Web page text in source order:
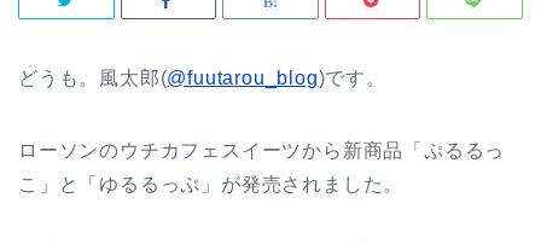
どうも。風太郎(@fuutarou_blog)です。
ローソンのウチカフェスイーツから新商品「ぷるるっ
こ」と「ゆるるっぷ」が発売されました。